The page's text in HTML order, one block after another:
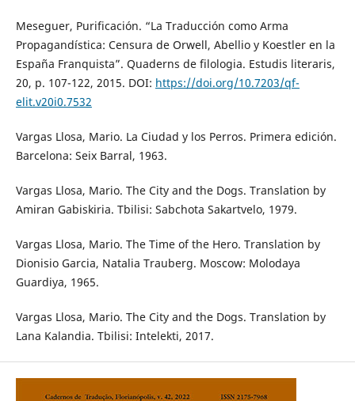
Meseguer, Purificación. “La Traducción como Arma
Propagandística: Censura de Orwell, Abellio y Koestler en la
España Franquista”. Quaderns de filologia. Estudis literaris,
20, p. 107-122, 2015. DOI: https://doi.org/10.7203/qf-
elit.v20i0.7532
Vargas Llosa, Mario. La Ciudad y los Perros. Primera edición.
Barcelona: Seix Barral, 1963.
Vargas Llosa, Mario. The City and the Dogs. Translation by
Amiran Gabiskiria. Tbilisi: Sabchota Sakartvelo, 1979.
Vargas Llosa, Mario. The Time of the Hero. Translation by
Dionisio Garcia, Natalia Trauberg. Moscow: Molodaya
Guardiya, 1965.
Vargas Llosa, Mario. The City and the Dogs. Translation by
Lana Kalandia. Tbilisi: Intelekti, 2017.